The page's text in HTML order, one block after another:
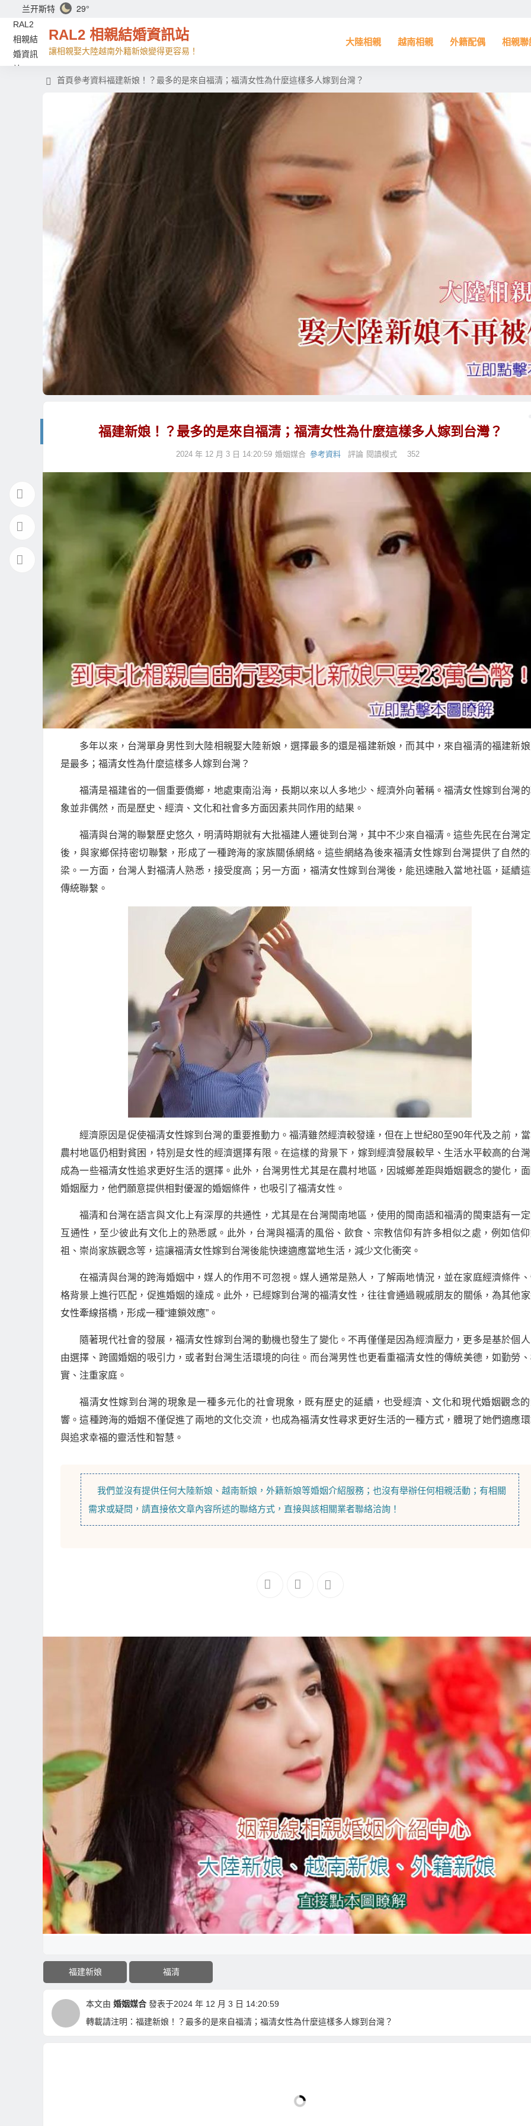
兰开斯特 29°
RAL2 相親結婚資訊站
讓相親娶大陸越南外籍新娘變得更容易！
大陸相親 越南相親 外籍配偶 相親聯
首頁參考資料福建新娘！？最多的是來自福清；福清女性為什麼這樣多人嫁到台灣？
福建新娘！？最多的是來自福清；福清女性為什麼這樣多人嫁到台灣？
2024 年 12 月 3 日 14:20:59 婚姻媒合 參考資料 評論 352
閱讀模式
多年以來，台灣單身男性到大陸相親娶大陸新娘，選擇最多的還是福建新娘，而其中，來自福清的福建新娘
是最多；福清女性為什麼這樣多人嫁到台灣？
福清是福建省的一個重要僑鄉，地處東南沿海，長期以來以人多地少、經濟外向著稱。福清女性嫁到台灣
象並非偶然，而是歷史、經濟、文化和社會多方面因素共同作用的結果。
福清與台灣的聯繫歷史悠久，明清時期就有大批福建人遷徙到台灣，其中不少來自福清。這些先民在台灣
後，與家鄉保持密切聯繫，形成了一種跨海的家族關係網絡。這些網絡為後來福清女性嫁到台灣提供了自然
梁。一方面，台灣人對福清人熟悉，接受度高；另一方面，福清女性嫁到台灣後，能迅速融入當地社區，延續
傳統聯繫。
經濟原因是促使福清女性嫁到台灣的重要推動力。福清雖然經濟較發達，但在上世紀80至90年代及之前，
農村地區仍相對貧困，特別是女性的經濟選擇有限。在這樣的背景下，嫁到經濟發展較早、生活水平較高的台灣
成為一些福清女性追求更好生活的選擇。此外，台灣男性尤其是在農村地區，因城鄉差距與婚姻觀念的變化，
婚姻壓力，他們願意提供相對優渥的婚姻條件，也吸引了福清女性。
福清和台灣在語言與文化上有深厚的共通性，尤其是在台灣閩南地區，使用的閩南語和福清的閩東語有一
互通性，至少彼此有文化上的熟悉感。此外，台灣與福清的風俗、飲食、宗教信仰有許多相似之處，例如信
祖、崇尚家族觀念等，這讓福清女性嫁到台灣後能快速適應當地生活，減少文化衝突。
在福清與台灣的跨海婚姻中，媒人的作用不可忽視。媒人通常是熟人，了解兩地情況，並在家庭經濟條件
格背景上進行匹配，促進婚姻的達成。此外，已經嫁到台灣的福清女性，往往會通過親戚朋友的關係，為其他
女性牽線搭橋，形成一種“連鎖效應”。
隨著現代社會的發展，福清女性嫁到台灣的動機也發生了變化。不再僅僅是因為經濟壓力，更多是基於個人
由選擇、跨國婚姻的吸引力，或者對台灣生活環境的向往。而台灣男性也更看重福清女性的傳統美德，如勤勞
實、注重家庭。
福清女性嫁到台灣的現象是一種多元化的社會現象，既有歷史的延續，也受經濟、文化和現代婚姻觀念
響。這種跨海的婚姻不僅促進了兩地的文化交流，也成為福清女性尋求更好生活的一種方式，體現了她們適應
與追求幸福的靈活性和智慧。
我們並沒有提供任何大陸新娘 、越南新娘 ，外籍新娘等婚姻介紹服務；也沒有舉辦任何相親活動；有相關
需求或疑問，請直接依文章內容所述的聯絡方式，直接與該相關業者聯絡洽詢！
福建新娘 福清
本文由 婚姻媒合 發表于2024 年 12 月 3 日 14:20:59
轉載請注明： 福建新娘！？最多的是來自福清；福清女性為什麼這樣多人嫁到台灣？